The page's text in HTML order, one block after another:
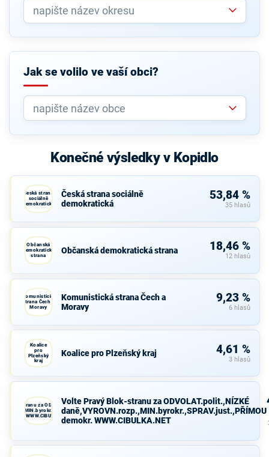
Jak se volilo ve vaší obci?
Konečné výsledky v Kopidlo
Česká strana
sociálně
demokratická
Česká strana sociálně
demokratická
53,84 %
35 hlasů
Občanská
demokratická
strana
Občanská demokratická strana 18,46 %
12 hlasů
Komunistická
strana Čech a
Moravy
Komunistická strana Čech a
Moravy
9,23 %
6 hlasů
Koalice
pro
Plzeňský
kraj
Koalice pro Plzeňský kraj 4,61 %
3 hlasů
Blok-stranu za ODVOLAT.polit.,NÍZKÉ
demokr. WWW.CIBULKA.NET
Volte Pravý Blok-stranu za ODVOLAT.polit.,NÍZKÉ
daně,VYROVN.rozp.,MIN.byrokr.,SPRAV.just.,PŘÍMOU
demokr. WWW.CIBULKA.NET